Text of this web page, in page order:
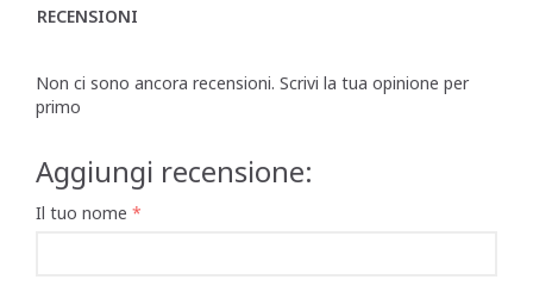
RECENSIONI
Non ci sono ancora recensioni. Scrivi la tua opinione per
primo
Aggiungi recensione:
Il tuo nome